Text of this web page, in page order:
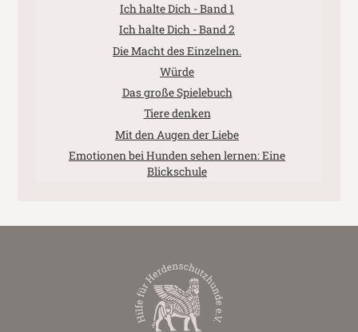
Ich halte Dich - Band 1
Ich halte Dich - Band 2
Die Macht des Einzelnen.
Würde
Das große Spielebuch
Tiere denken
Mit den Augen der Liebe
Emotionen bei Hunden sehen lernen: Eine
Blickschule